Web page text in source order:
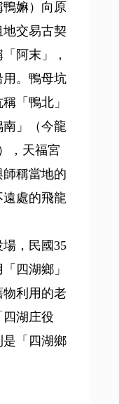
嫲）向原
交易古契
阿末」，
。鴨母坑
「鴨北」
南」（今龍
，天福宮
稱當地的
處的飛龍
，民國35
四湖鄉」
利用的老
湖庄役
「四湖鄉